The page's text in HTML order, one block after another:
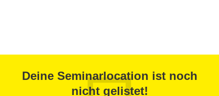
Deine Seminarlocation ist noch
nicht gelistet!